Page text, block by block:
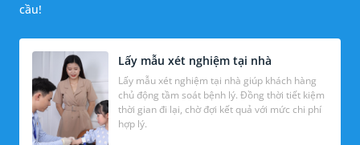
cầu!
Lấy mẫu xét nghiệm tại nhà
Lấy mẫu xét nghiệm tại nhà giúp khách hàng
chủ động tầm soát bệnh lý. Đồng thời tiết kiệm
thời gian đi lại, chờ đợi kết quả với mức chi phí
hợp lý.